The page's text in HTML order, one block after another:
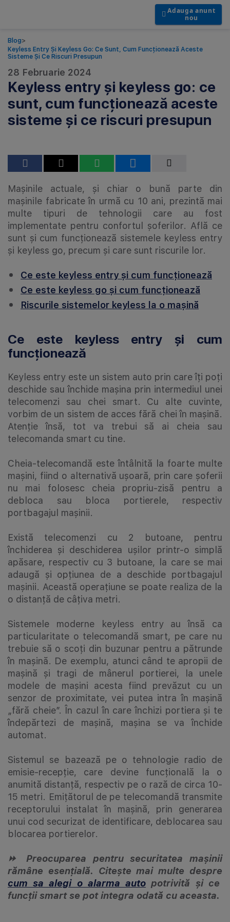
Adauga anunt
nou
Blog>
Keyless Entry Și Keyless Go: Ce Sunt, Cum Funcționează Aceste
Sisteme Și Ce Riscuri Presupun
28 Februarie 2024
Keyless entry și keyless go: ce
sunt, cum funcționează aceste
sisteme și ce riscuri presupun
Mașinile actuale, și chiar o bună parte din
mașinile fabricate în urmă cu 10 ani, prezintă mai
multe tipuri de tehnologii care au fost
implementate pentru confortul șoferilor. Află ce
sunt și cum funcționează sistemele keyless entry
și keyless go, precum și care sunt riscurile lor.
Ce este keyless entry și cum funcționează
Ce este keyless go și cum funcționează
Riscurile sistemelor keyless la o mașină
Ce este keyless entry și cum
funcționează
Keyless entry este un sistem auto prin care îți poți
deschide sau închide mașina prin intermediul unei
telecomenzi sau chei smart. Cu alte cuvinte,
vorbim de un sistem de acces fără chei în mașină.
Atenție însă, tot va trebui să ai cheia sau
telecomanda smart cu tine.
Cheia-telecomandă este întâlnită la foarte multe
mașini, fiind o alternativă ușoară, prin care șoferii
nu mai folosesc cheia propriu-zisă pentru a
debloca sau bloca portierele, respectiv
portbagajul mașinii.
Există telecomenzi cu 2 butoane, pentru
închiderea și deschiderea ușilor printr-o simplă
apăsare, respectiv cu 3 butoane, la care se mai
adaugă și opțiunea de a deschide portbagajul
mașinii. Această operațiune se poate realiza de la
o distanță de câțiva metri.
Sistemele moderne keyless entry au însă ca
particularitate o telecomandă smart, pe care nu
trebuie să o scoți din buzunar pentru a pătrunde
în mașină. De exemplu, atunci când te apropii de
mașină și tragi de mânerul portierei, la unele
modele de mașini acesta fiind prevăzut cu un
senzor de proximitate, vei putea intra în mașină
„fără cheie”. În cazul în care închizi portiera și te
îndepărtezi de mașină, mașina se va închide
automat.
Sistemul se bazează pe o tehnologie radio de
emisie-recepție, care devine funcțională la o
anumită distanță, respectiv pe o rază de circa 10-
15 metri. Emițătorul de pe telecomandă transmite
receptorului instalat în mașină, prin generarea
unui cod securizat de identificare, deblocarea sau
blocarea portierelor.
⏩ Preocuparea pentru securitatea mașinii
rămâne esențială. Citește mai multe despre
cum sa alegi o alarma auto potrivită și ce
funcții smart se pot integra odată cu aceasta.